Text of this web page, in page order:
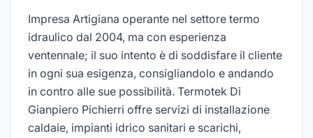
Impresa Artigiana operante nel settore termo
idraulico dal 2004, ma con esperienza
ventennale; il suo intento è di soddisfare il cliente
in ogni sua esigenza, consigliandolo e andando
in contro alle sue possibilità. Termotek Di
Gianpiero Pichierri offre servizi di installazione
caldaie, impianti idrico sanitari e scarichi,